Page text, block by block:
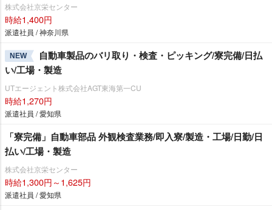
株式会社京栄センター
時給1,400円
派遣社員 / 神奈川県
NEW
自動車製品のバリ取り・検査・ピッキング/寮完備/日払
い/工場・製造
UTエージェント株式会社AGT東海第一CU
時給1,270円
派遣社員 / 愛知県
「寮完備」自動車部品 外観検査業務/即入寮/製造・工場/日勤/日
払い/工場・製造
株式会社京栄センター
時給1,300円～1,625円
派遣社員 / 愛知県